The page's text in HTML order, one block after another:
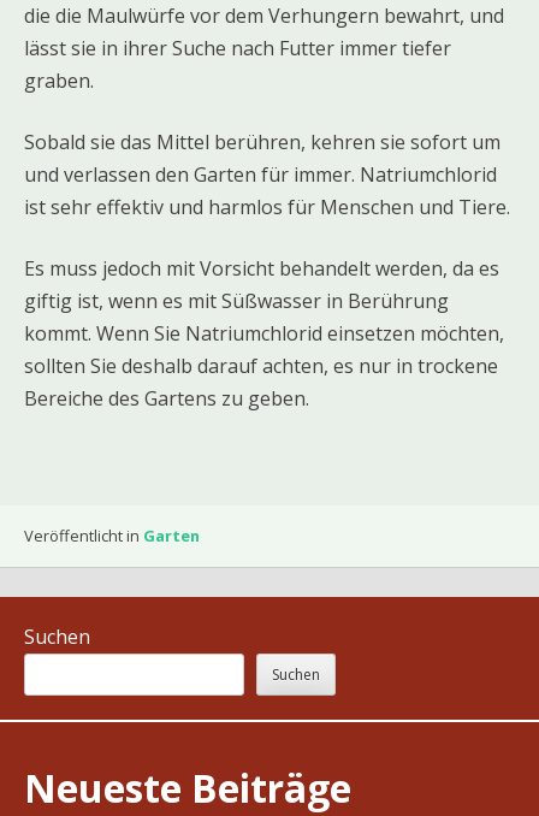
die die Maulwürfe vor dem Verhungern bewahrt, und
lässt sie in ihrer Suche nach Futter immer tiefer
graben.
Sobald sie das Mittel berühren, kehren sie sofort um
und verlassen den Garten für immer. Natriumchlorid
ist sehr effektiv und harmlos für Menschen und Tiere.
Es muss jedoch mit Vorsicht behandelt werden, da es
giftig ist, wenn es mit Süßwasser in Berührung
kommt. Wenn Sie Natriumchlorid einsetzen möchten,
sollten Sie deshalb darauf achten, es nur in trockene
Bereiche des Gartens zu geben.
Veröffentlicht in Garten
Suchen
Suchen
Neueste Beiträge